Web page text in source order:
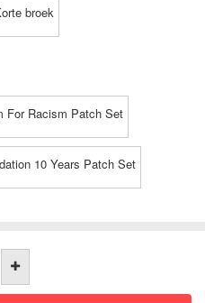
broek
For Racism Patch Set
10 Years Patch Set